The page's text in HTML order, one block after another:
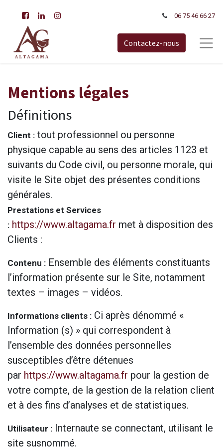
06 75 46 66​ 27
Contactez-nous
Mentions légales
Définitions
Client : tout professionnel ou personne
physique capable au sens des articles 1123 et
suivants du Code civil, ou personne morale, qui
visite le Site objet des présentes conditions
générales.
Prestations et Services
: https://www.altagama.fr met à disposition des
Clients :
Contenu : Ensemble des éléments constituants
l’information présente sur le Site, notamment
textes – images – vidéos.
Informations clients : Ci après dénommé «
Information (s) » qui correspondent à
l’ensemble des données personnelles
susceptibles d’être détenues
par https://www.altagama.fr pour la gestion de
votre compte, de la gestion de la relation client
et à des fins d’analyses et de statistiques.
Utilisateur : Internaute se connectant, utilisant le
site susnommé.